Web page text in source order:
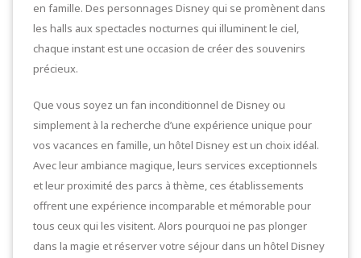
en famille. Des personnages Disney qui se promènent dans
les halls aux spectacles nocturnes qui illuminent le ciel,
chaque instant est une occasion de créer des souvenirs
précieux.
Que vous soyez un fan inconditionnel de Disney ou
simplement à la recherche d’une expérience unique pour
vos vacances en famille, un hôtel Disney est un choix idéal.
Avec leur ambiance magique, leurs services exceptionnels
et leur proximité des parcs à thème, ces établissements
offrent une expérience incomparable et mémorable pour
tous ceux qui les visitent. Alors pourquoi ne pas plonger
dans la magie et réserver votre séjour dans un hôtel Disney